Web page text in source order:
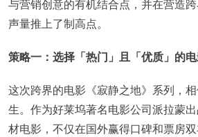
与营销创意的有机结合点，并在营造
声量推上了制高点。
策略一：选择「热门」且「优质」的
这次跨界的电影《寂静之地》系列，
生。作为好莱坞著名电影公司派拉蒙
材电影，不仅在国外赢得口碑和票房